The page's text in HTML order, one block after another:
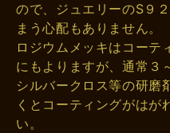
ので、ジュエリーのS９
まう心配もありません。
ロジウムメッキはコーテ
にもよりますが、通常３
シルバークロス等の研磨
くとコーティングがはが
い。